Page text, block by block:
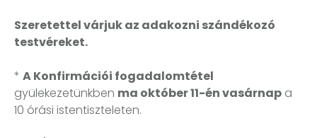
Szeretettel várjuk az adakozni szándékozó
testvéreket.
* A Konfirmációi fogadalomtétel
gyülekezetünkben ma október 11-én vasárnap a
10 órási istentiszteleten.